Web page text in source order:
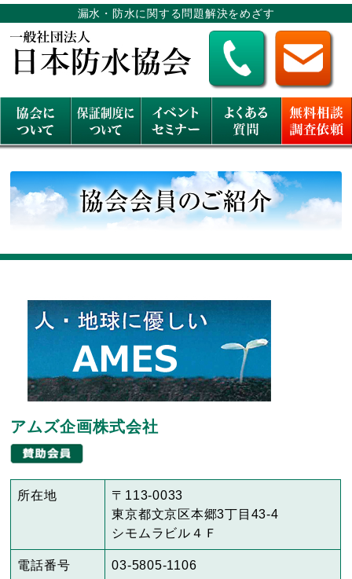
漏水・防水に関する問題解決をめざす
アムズ企画株式会社
所在地
〒113-0033
東京都文京区本郷3丁目43-4
シモムラビル４Ｆ
電話番号 03-5805-1106